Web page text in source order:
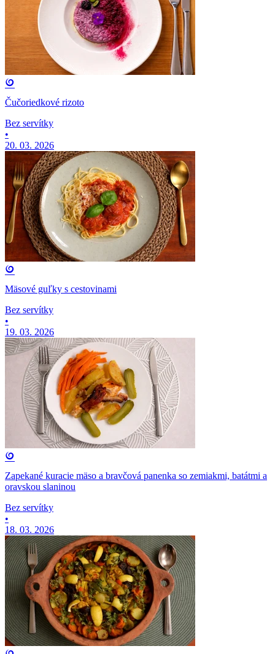
Čučoriedkové rizoto
Bez servítky
•
20. 03. 2026
Mäsové guľky s cestovinami
Bez servítky
•
19. 03. 2026
Zapekané kuracie mäso a bravčová panenka so zemiakmi, batátmi a
oravskou slaninou
Bez servítky
•
18. 03. 2026